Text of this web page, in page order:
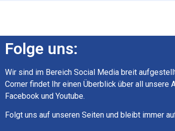
Folge uns:
Wir sind im Bereich Social Media breit
Corner findet Ihr einen Überblick über all unsere
Facebook und Youtube.
Folgt uns auf unseren Seiten und bleibt immer